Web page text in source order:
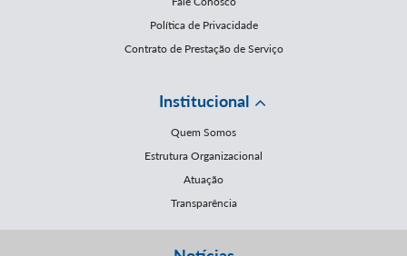
Política de Privacidade
Contrato de Prestação de Serviço
Institucional
Quem Somos
Estrutura Organizacional
Atuação
Transparência